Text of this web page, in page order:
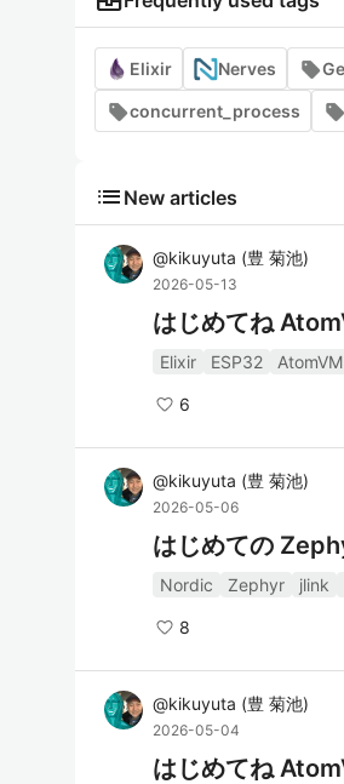
Elixir Nerves
concurrent_process
list New articles
@kikuyuta (豊 菊池)
2026-05-13
はじめてね
Elixir ESP32 AtomVM
6
@kikuyuta (豊 菊池)
2026-05-06
はじめての
Nordic Zephyr jlink
8
@kikuyuta (豊 菊池)
2026-05-04
はじめてね